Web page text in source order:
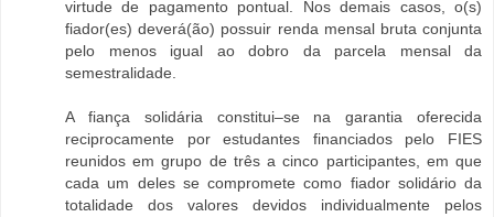
virtude de pagamento pontual. Nos demais casos, o(s)
fiador(es) deverá(ão) possuir renda mensal bruta conjunta
pelo menos igual ao dobro da parcela mensal da
semestralidade.
A fiança solidária constitui–se na garantia oferecida
reciprocamente por estudantes financiados pelo FIES
reunidos em grupo de três a cinco participantes, em que
cada um deles se compromete como fiador solidário da
totalidade dos valores devidos individualmente pelos